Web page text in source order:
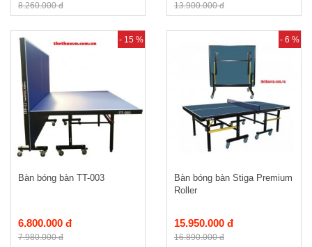
8.260.000 đ 13.900.000 đ
- 15 %
Bàn bóng bàn TT-003
6.800.000 đ
7.980.000 đ
- 6 %
Bàn bóng bàn Stiga Premium
Roller
15.950.000 đ
16.890.000 đ